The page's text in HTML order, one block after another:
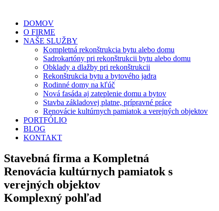
DOMOV
O FIRME
NAŠE SLUŽBY
Kompletná rekonštrukcia bytu alebo domu
Sadrokartóny pri rekonštrukcii bytu alebo domu
Obklady a dlažby pri rekonštrukcii
Rekonštrukcia bytu a bytového jadra
Rodinné domy na kľúč
Nová fasáda aj zateplenie domu a bytov
Stavba základovej platne, prípravné práce
Renovácie kultúrnych pamiatok a verejných objektov
PORTFÓLIO
BLOG
KONTAKT
Stavebná firma a Kompletná
Renovácia kultúrnych pamiatok s
verejných objektov
Komplexný pohľad